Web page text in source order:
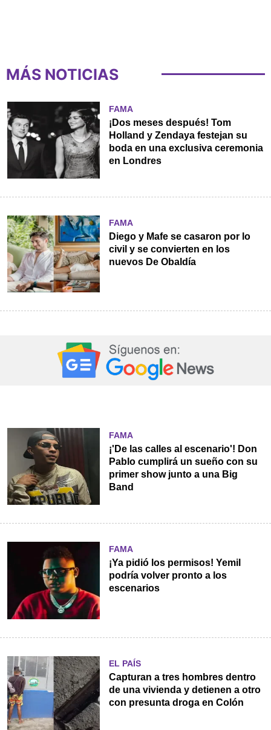
MÁS NOTICIAS
FAMA
¡Dos meses después! Tom
Holland y Zendaya festejan su
boda en una exclusiva ceremonia
en Londres
FAMA
Diego y Mafe se casaron por lo
civil y se convierten en los
nuevos De Obaldía
FAMA
¡'De las calles al escenario'! Don
Pablo cumplirá un sueño con su
primer show junto a una Big
Band
FAMA
¡Ya pidió los permisos! Yemil
podría volver pronto a los
escenarios
EL PAÍS
Capturan a tres hombres dentro
de una vivienda y detienen a otro
con presunta droga en Colón